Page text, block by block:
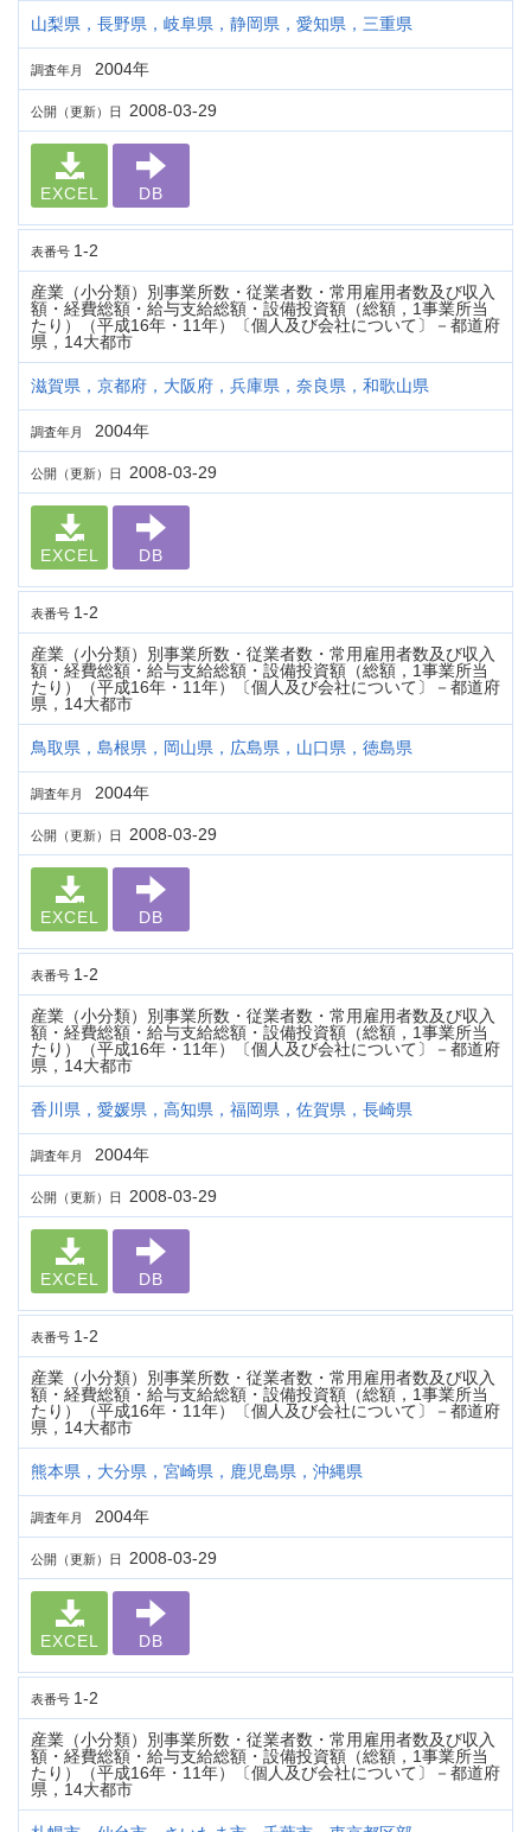
山梨県，長野県，岐阜県，静岡県，愛知県，三重県
調査年月 2004年
公開（更新）日 2008-03-29
EXCEL DB
表番号 1-2
産業（小分類）別事業所数・従業者数・常用雇用者数及び収入
額・経費総額・給与支給総額・設備投資額（総額，1事業所当
たり）（平成16年・11年）〔個人及び会社について〕－都道府
県，14大都市
滋賀県，京都府，大阪府，兵庫県，奈良県，和歌山県
調査年月 2004年
公開（更新）日 2008-03-29
EXCEL DB
表番号 1-2
産業（小分類）別事業所数・従業者数・常用雇用者数及び収入
額・経費総額・給与支給総額・設備投資額（総額，1事業所当
たり）（平成16年・11年）〔個人及び会社について〕－都道府
県，14大都市
鳥取県，島根県，岡山県，広島県，山口県，徳島県
調査年月 2004年
公開（更新）日 2008-03-29
EXCEL DB
表番号 1-2
産業（小分類）別事業所数・従業者数・常用雇用者数及び収入
額・経費総額・給与支給総額・設備投資額（総額，1事業所当
たり）（平成16年・11年）〔個人及び会社について〕－都道府
県，14大都市
香川県，愛媛県，高知県，福岡県，佐賀県，長崎県
調査年月 2004年
公開（更新）日 2008-03-29
EXCEL DB
表番号 1-2
産業（小分類）別事業所数・従業者数・常用雇用者数及び収入
額・経費総額・給与支給総額・設備投資額（総額，1事業所当
たり）（平成16年・11年）〔個人及び会社について〕－都道府
県，14大都市
熊本県，大分県，宮崎県，鹿児島県，沖縄県
調査年月 2004年
公開（更新）日 2008-03-29
EXCEL DB
表番号 1-2
産業（小分類）別事業所数・従業者数・常用雇用者数及び収入
額・経費総額・給与支給総額・設備投資額（総額，1事業所当
たり）（平成16年・11年）〔個人及び会社について〕－都道府
県，14大都市